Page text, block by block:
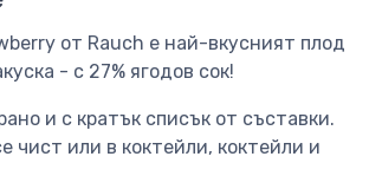
от Rauch е най-вкусният плод
- с 27% ягодов сок!
и с кратък списък от съставки.
чист или в коктейли, коктейли и